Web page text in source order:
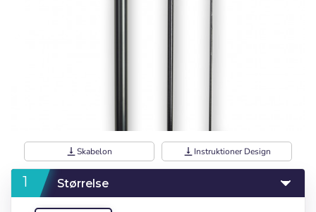
vertical_align_bottomSkabelon vertical_align_bottom Instruktioner Design
Størrelse